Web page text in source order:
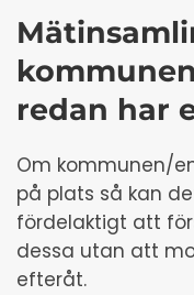
redan har
Om kommunen/
på plats så kan
fördelaktigt att
dessa utan att
efteråt.